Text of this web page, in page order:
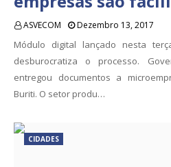
ASVECOM Dezembro 13, 2017
Módulo digital lançado nesta
desburocratiza o processo.
entregou documentos a
Buriti. O setor produ…
CIDADES